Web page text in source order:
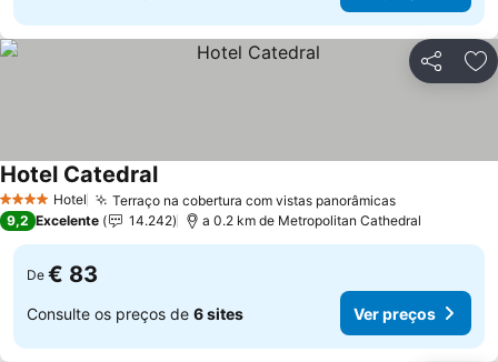
Partilhar
4 EstrelasHotel Terraço na cobertura com vistas panorâmicas
Hotel Catedral
9,2 Excelente 14.242 a 0.2 km de Metropolitan Cathedral
De € 83
Consulte os preços de 6 sites Ver preços